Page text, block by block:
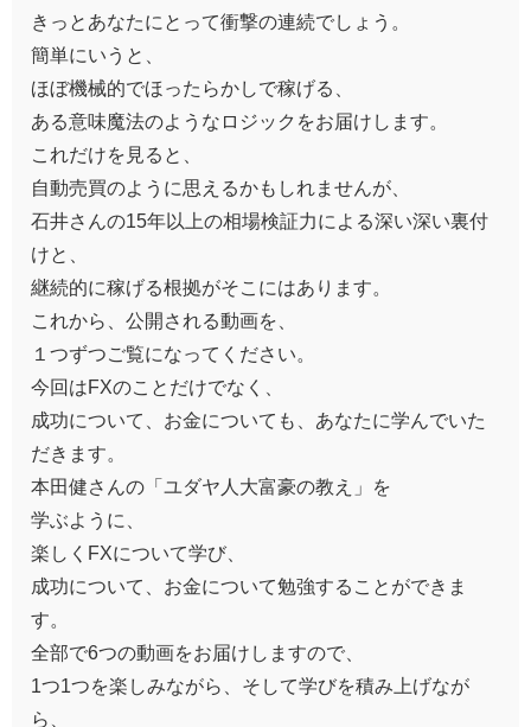
きっとあなたにとって衝撃の連続でしょう。
簡単にいうと、
ほぼ機械的でほったらかしで稼げる、
ある意味魔法のようなロジックをお届けします。
これだけを見ると、
自動売買のように思えるかもしれませんが、
石井さんの15年以上の相場検証力による深い深い裏付
けと、
継続的に稼げる根拠がそこにはあります。
これから、公開される動画を、
１つずつご覧になってください。
今回はFXのことだけでなく、
成功について、お金についても、あなたに学んでいた
だきます。
本田健さんの「ユダヤ人大富豪の教え」を
学ぶように、
楽しくFXについて学び、
成功について、お金について勉強することができま
す。
全部で6つの動画をお届けしますので、
1つ1つを楽しみながら、そして学びを積み上げなが
ら、